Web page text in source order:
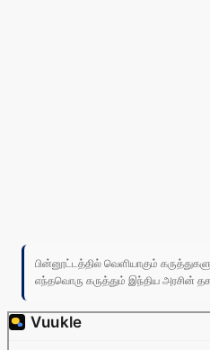
பின்னூட்டத்தில் வெளியாகும்
எந்தவொரு கருத்தும் இந்திய அரசின்